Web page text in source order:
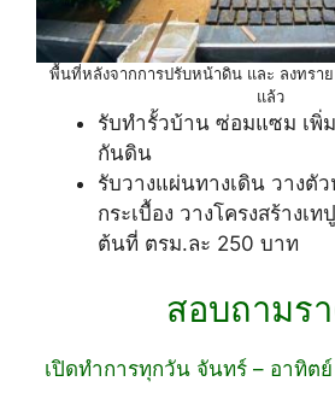
พื้นที่หลังจากการปรับหน้าดิน และ ลงทรา
แล้ว
รับทำรั้วบ้าน ซ่อมแซม เพิ่
กันดิน
รับวางแผ่นทางเดิน วางตั
กระเบื้อง วางโครงสร้างเ
ต้นที่ ตรม.ละ 250 บาท
สอบถามร
เปิดทำการทุกวัน จันทร์ – อาทิต